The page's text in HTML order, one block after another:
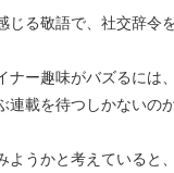
る敬語で、社交辞令
ナー趣味がバズるには
連載を待つしかないの
うかと考えていると